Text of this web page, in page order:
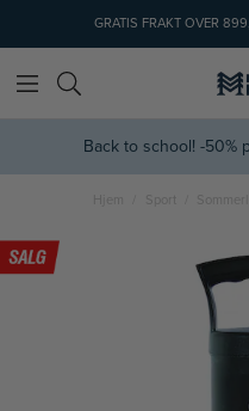
GRATIS FRAKT OVER
Back to school! -50%
Hjem